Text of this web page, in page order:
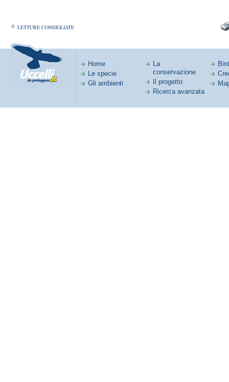
LETTURE CONSIGLIATE
Home
Le specie
Gli ambienti
La
conservazione
Il progetto
Ricerca avanzata